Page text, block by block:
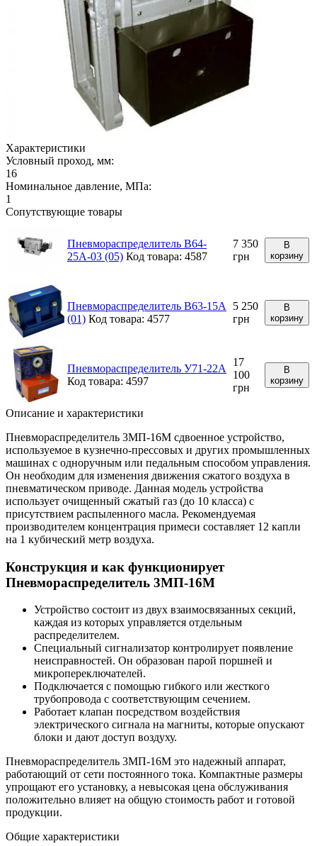
Характеристики
Условный проход, мм:
16
Номинальное давление, МПа:
1
Сопутствующие товары
Пневмораспределитель В64-
25А-03 (05) Код товара: 4587
7 350
грн
В
корзину
Пневмораспределитель В63-15А
(01) Код товара: 4577
5 250
грн
В
корзину
Пневмораспределитель У71-22А
Код товара: 4597
17
100
грн
В
корзину
Описание и характеристики
Пневмораспределитель 3МП-16М сдвоенное устройство,
используемое в кузнечно-прессовых и других промышленных
машинах с одноручным или педальным способом управления.
Он необходим для изменения движения сжатого воздуха в
пневматическом приводе. Данная модель устройства
использует очищенный сжатый газ (до 10 класса) с
присутствием распыленного масла. Рекомендуемая
производителем концентрация примеси составляет 12 капли
на 1 кубический метр воздуха.
Конструкция и как функционирует
Пневмораспределитель 3МП-16М
Устройство состоит из двух взаимосвязанных секций,
каждая из которых управляется отдельным
распределителем.
Специальный сигнализатор контролирует появление
неисправностей. Он образован парой поршней и
микропереключателей.
Подключается с помощью гибкого или жесткого
трубопровода с соответствующим сечением.
Работает клапан посредством воздействия
электрического сигнала на магниты, которые опускают
блоки и дают доступ воздуху.
Пневмораспределитель 3МП-16М это надежный аппарат,
работающий от сети постоянного тока. Компактные размеры
упрощают его установку, а невысокая цена обслуживания
положительно влияет на общую стоимость работ и готовой
продукции.
Общие характеристики